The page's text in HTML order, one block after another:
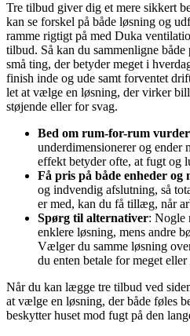
Tre tilbud giver dig et mere sikkert
kan se forskel på både løsning og
ramme rigtigt på med Duka
tilbud. Så kan du sammenligne
små ting, der betyder meget i
finish inde og ude samt forventet
let at vælge en løsning, der virker
støjende eller for svag.
Bed om rum-for-rum
underdimensionerer og
effekt betyder ofte, at fugt og
Få pris på både enheder og
og indvendig afslutning, så
er med, kan du få tillæg, når
Spørg til alternativer: Nogle
enklere løsning, mens andre
Vælger du samme løsning
du enten betale for meget
Når du kan lægge tre tilbud ved
at vælge en løsning, der både føles
beskytter huset mod fugt på den